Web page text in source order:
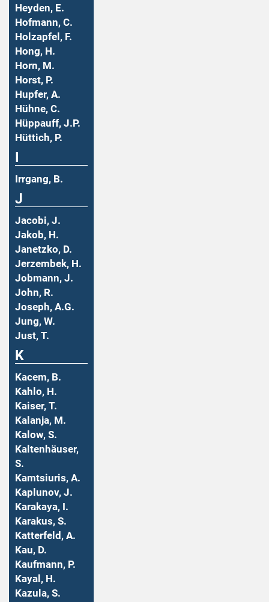
Heyden, E.
Hofmann, C.
Holzapfel, F.
Hong, H.
Horn, M.
Horst, P.
Hupfer, A.
Hühne, C.
Hüppauff, J.P.
Hüttich, P.
Irrgang, B.
J
Jacobi, J.
Jakob, H.
Janetzko, D.
Jerzembek, H.
Jobmann, J.
John, R.
Joseph, A.G.
Jung, W.
Just, T.
K
Kacem, B.
Kahlo, H.
Kaiser, T.
Kalanja, M.
Kalow, S.
Kaltenhäuser,
S.
Kamtsiuris, A.
Kaplunov, J.
Karakaya, I.
Karakus, S.
Katterfeld, A.
Kau, D.
Kaufmann, P.
Kayal, H.
Kazula, S.